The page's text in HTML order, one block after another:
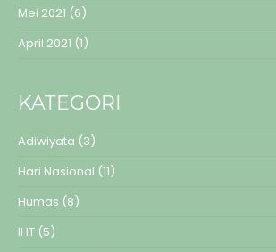
Mei 2021 (6)
April 2021 (1)
KATEGORI
Adiwiyata (3)
Hari Nasional (11)
Humas (8)
IHT (5)